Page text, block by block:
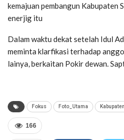
kemajuan pembangun Kabupaten
enerjig itu
Dalam waktu dekat setelah Idul
meminta klarfikasi terhadap
lainya, berkaitan Pokir dewan.
Fokus Foto_Utama
166